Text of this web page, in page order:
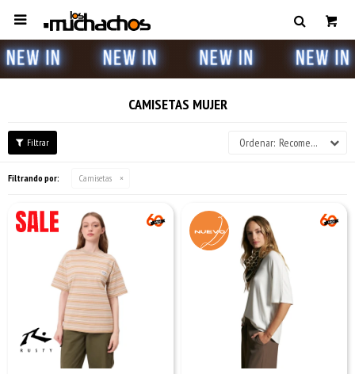

CAMISETAS MUJER
Recomendados
Filtrando por: Camisetas